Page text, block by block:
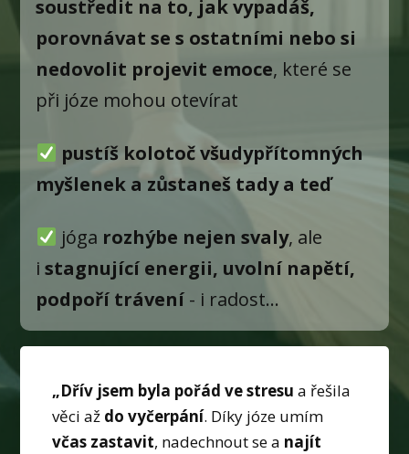
soustředit na to, jak vypadáš,
porovnávat se s ostatními nebo si
nedovolit projevit emoce, které se
při józe mohou otevírat
pustíš kolotoč všudypřítomných
myšlenek a zůstaneš tady a teď
jóga rozhýbe nejen svaly, ale
istagnující energii, uvolní napětí,
podpoří trávení - i radost...
„Dřív jsem byla pořád ve stresu a řešila
věci až do vyčerpání. Díky józe umím
včas zastavit, nadechnout se a najít